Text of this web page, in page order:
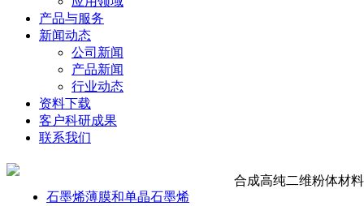
产品与服务
新闻动态
公司新闻
产品新闻
行业动态
资料下载
客户科研成果
联系我们
石墨烯薄膜和单晶石墨烯
合成高纯二维粉体材